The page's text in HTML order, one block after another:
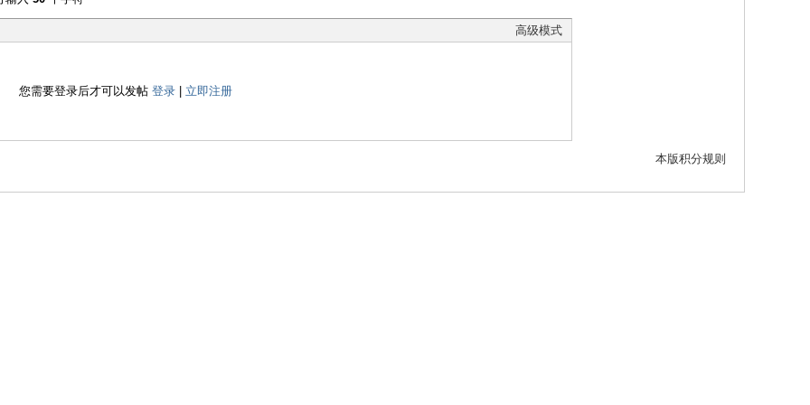
高级模式
您需要登录后才可以发帖 登录 立即注册
本版积分规则